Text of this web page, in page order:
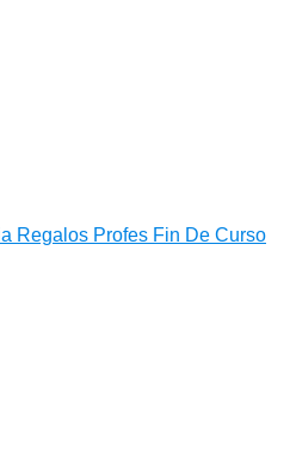
Regalos Profes Fin De Curso